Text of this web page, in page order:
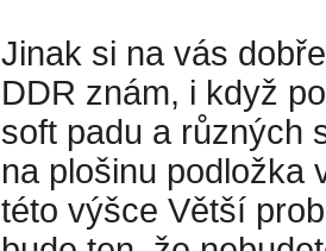
Jinak si na vás
DDR znám, i když
soft padu a různých
na plošinu podložka
této výšce Větší